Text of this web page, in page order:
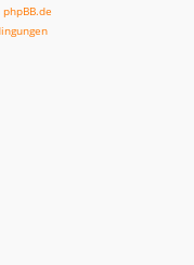
phpBB.de